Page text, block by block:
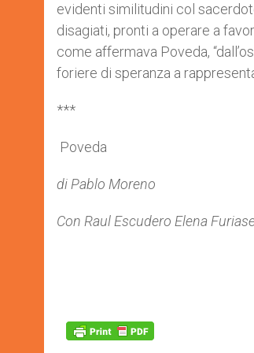
evidenti similitudini col
disagiati, pronti a operare a
come affermava Poveda,
foriere di speranza a
***
Poveda
di Pablo Moreno
Con Raul Escudero Elena